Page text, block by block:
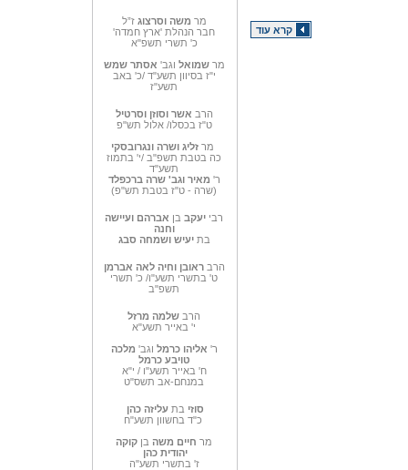
קרא עוד
מר משה וסרצוג ז”ל
חבר הנהלת 'ארץ חמדה'
כ' תשרי תשפ"א
מר שמואל וגב' אסתר שמש
י"ז בסיוון תשע"ד /כ' באב
תשע"ז
הרב אשר וסוזן וסרטיל
ט"ז בכסלו/ אלול תש"פ
מר זליג ושרה ונגרובסקי
כה בטבת תשפ"ב /י' בתמוז
תשע"ד
ר' מאיר וגב' שרה ברכפלד
(שרה - ט"ז בטבת תש"פ)
רבי יעקב בן אברהם ועיישה
וחנה
בת יעיש ושמחה סבג
הרב ראובן וחיה לאה אברמן
ט' בתשרי תשע"ו/ כ' תשרי
תשפ"ב
הרב שלמה מרזל
י' באייר תשע"א
ר' אליהו כרמל וגב' מלכה
טויבע כרמל
ח' באייר תשע"ו / י"א
במנחם-אב תשס"ט
סוזי בת עליזה כהן
כ"ד בחשוון תשע"ח
מר חיים משה בן קוקה
יהודית כהן
ז' בתשרי תשע"ה